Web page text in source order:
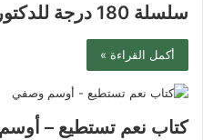
سلسلة 180 درجة للدكتور أوسم وصفي
أكمل القراءة »
كتاب نعم تستطيع –